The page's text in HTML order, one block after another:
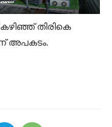
തിരികെ
അപകടം.